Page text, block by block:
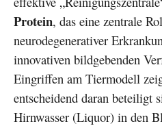
Protein, das eine zentrale
neurodegenerativer
innovativen bildgebenden
Eingriffen am Tiermodell
entscheidend daran beteiligt
Hirnwasser (Liquor) in den